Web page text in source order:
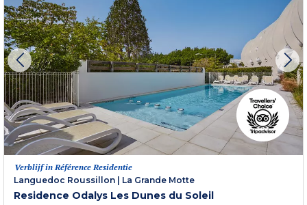
Verblijf in Référence Residentie
Languedoc Roussillon
La Grande Motte
Residence Odalys Les Dunes du Soleil